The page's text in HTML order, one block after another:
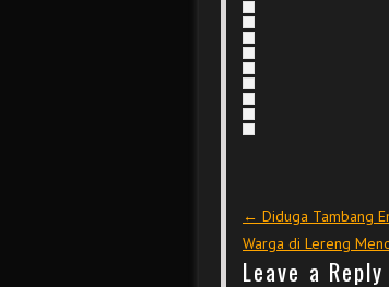
Post navigation
← Diduga Tambang
Warga di Lereng
Leave a Reply